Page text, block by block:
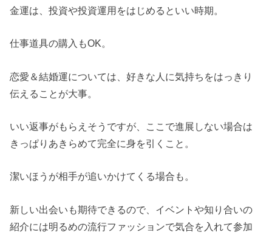
金運は、投資や投資運用をはじめるといい時期。
仕事道具の購入もOK。
恋愛＆結婚運については、好きな人に気持ちをはっきり
伝えることが大事。
いい返事がもらえそうですが、ここで進展しない場合は
きっぱりあきらめて完全に身を引くこと。
潔いほうが相手が追いかけてくる場合も。
新しい出会いも期待できるので、イベントや知り合いの
紹介には明るめの流行ファッションで気合を入れて参加